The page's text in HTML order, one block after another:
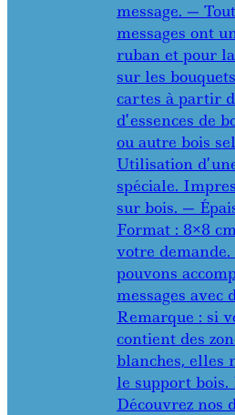
message. —
messages ont
ruban et pour
sur les
cartes à partir
d’essences de
ou autre bois
Utilisation
spéciale.
sur bois. —
Format : 8×8
votre
pouvons
messages avec
Remarque : si
contient des
blanches, elles
le support bois.
Découvrez nos